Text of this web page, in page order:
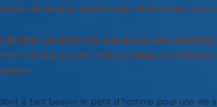
aura dû réprimer ses émotions étant enfant, plus
réprimer ses émotions, plus elle se sera
tant bien que mal à exister, malgré ce
a tant besoin le petit d’homme pour une vie